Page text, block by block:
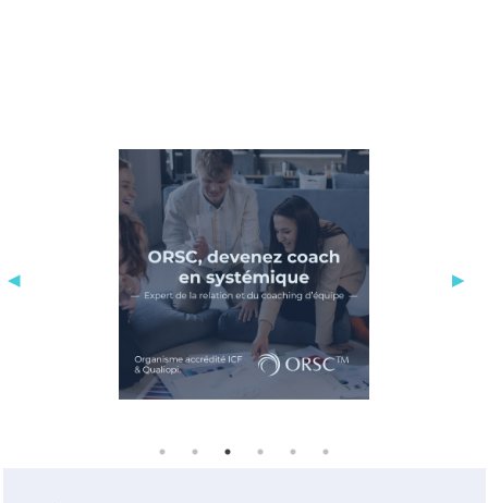
compensation.
- Hypersensibilité : C’est certainement
ce qui me caractérise le plus
profondément, avec la générosité, la
détermination, l’humour et l’empathie.
C’est aussi ce qui me permet de
ressentir les choses, les gens, les
situations pour mieux les appréhender.
- Haut potentiel complexe : Toujours
découverte récente qui a éclairé bien